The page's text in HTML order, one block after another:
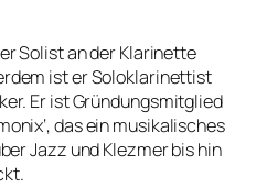
Solist an der Klarinette
ist er Soloklarinettist
Er ist Gründungsmitglied
das ein musikalisches
Jazz und Klezmer bis hin